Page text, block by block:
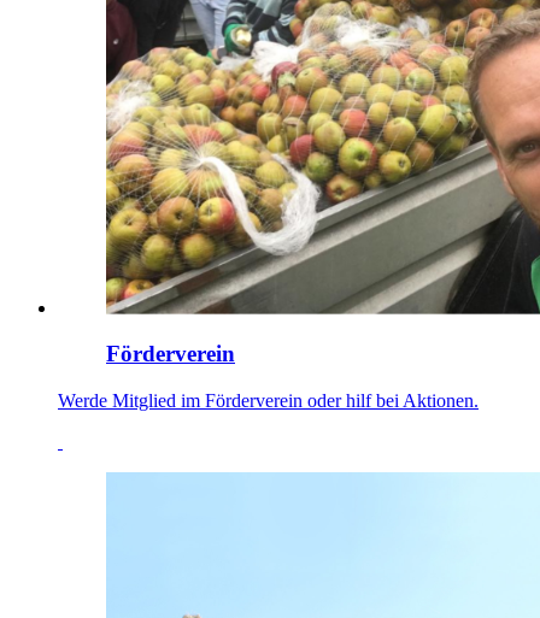
Förderverein
Werde Mitglied im Förderverein oder hilf bei Aktionen.